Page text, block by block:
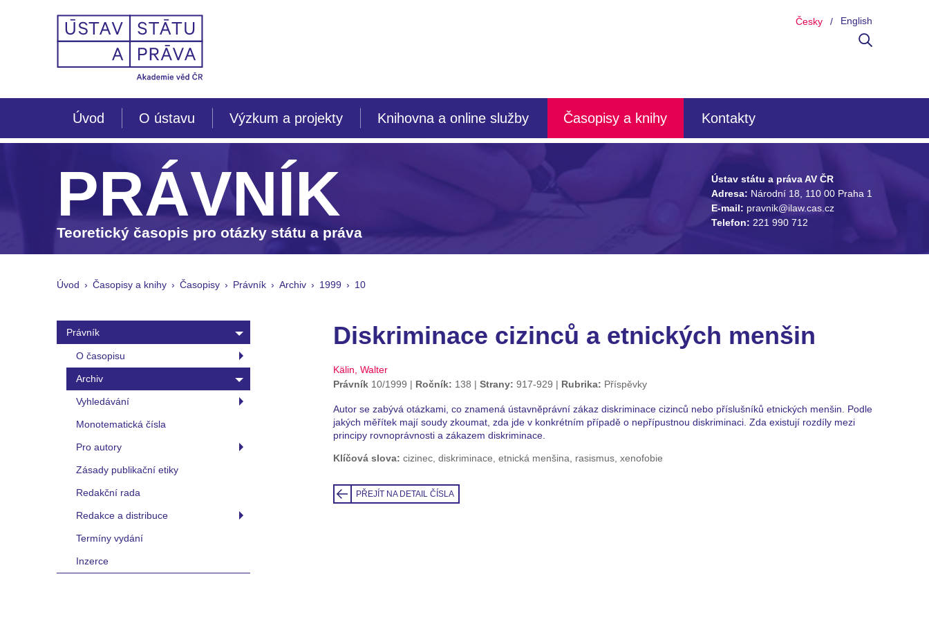
Česky English
Úvod O ústavu Výzkum a projekty Knihovna a online služby Časopisy a knihy Kontakty
PRÁVNÍK
Teoretický časopis pro otázky státu a práva
Ústav státu a práva AV ČR
Adresa: Národní 18, 110 00 Praha 1
E-mail: pravnik@ilaw.cas.cz
Telefon: 221 990 712
Úvod Časopisy a knihy Časopisy Právník Archiv 1999 10
Právník
O časopisu
Archiv
Vyhledávání
Monotematická čísla
Pro autory
Zásady publikační etiky
Redakční rada
Redakce a distribuce
Termíny vydání
Inzerce
Diskriminace cizinců a etnických menšin
Kälin, Walter
Právník10/1999 Ročník: 138 Strany: 917-929 Rubrika: Příspěvky
Autor se zabývá otázkami, co znamená ústavněprávní zákaz diskriminace cizinců nebo příslušníků etnických menšin. Podle
jakých měřítek mají soudy zkoumat, zda jde v konkrétním případě o nepřípustnou diskriminaci. Zda existují rozdíly mezi
principy rovnoprávnosti a zákazem diskriminace.
Klíčová slova: cizinec, diskriminace, etnická menšina, rasismus, xenofobie
PŘEJÍT NA DETAIL ČÍSLA